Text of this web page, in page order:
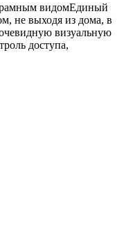
видомЕдиный
не выходя из дома, в
визуальную
доступа,